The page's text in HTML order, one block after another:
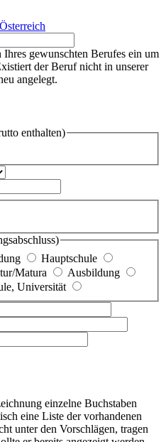
Österreich
Ihres gewunschten Berufes ein um
der Beruf nicht in unserer
angelegt.
enthalten)
Hauptschule
Matura
Ausbildung
Universität
einzelne Buchstaben
eine Liste der vorhandenen
unter den Vorschlägen, tragen